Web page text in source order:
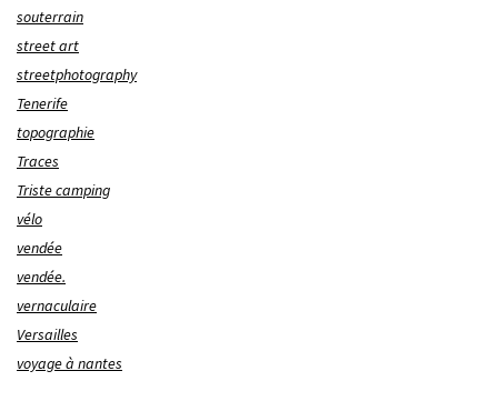
souterrain
street art
streetphotography
Tenerife
topographie
Traces
Triste camping
vélo
vendée
vendée.
vernaculaire
Versailles
voyage à nantes